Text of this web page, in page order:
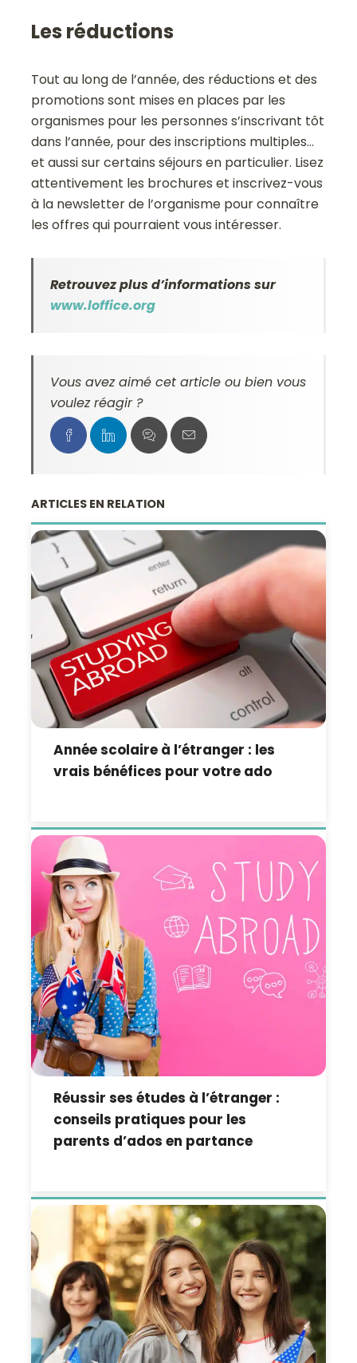
Les réductions
Tout au long de l’année, des réductions et des
promotions sont mises en places par les
organismes pour les personnes s’inscrivant tôt
dans l’année, pour des inscriptions multiples…
et aussi sur certains séjours en particulier. Lisez
attentivement les brochures et inscrivez-vous
à la newsletter de l’organisme pour connaître
les offres qui pourraient vous intéresser.
Retrouvez plus d’informations sur
www.loffice.org
Vous avez aimé cet article ou bien vous
voulez réagir ?
ARTICLES EN RELATION
Année scolaire à l’étranger : les
vrais bénéfices pour votre ado
Réussir ses études à l’étranger :
conseils pratiques pour les
parents d’ados en partance